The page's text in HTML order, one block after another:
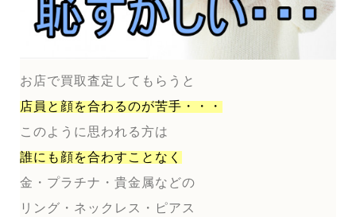
お店で買取査定してもらうと
店員と顔を合わるのが苦手・・・
このように思われる方は
誰にも顔を合わすことなく
金・プラチナ・貴金属などの
リング・ネックレス・ピアス